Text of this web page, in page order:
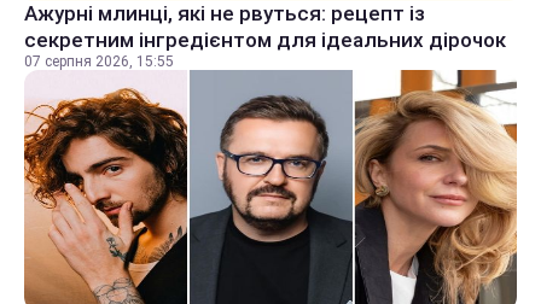
Ажурні млинці, які не рвуться: рецепт із
секретним інгредієнтом для ідеальних дірочок
07 серпня 2026, 15:55